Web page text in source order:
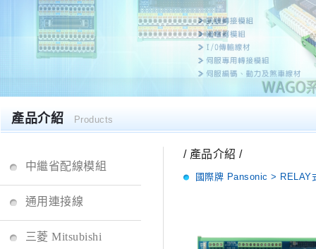
產品介紹 Products
中繼省配線模組
通用連接線
三菱 Mitsubishi
/ 產品介紹 /
國際牌 Pansonic > RELAY